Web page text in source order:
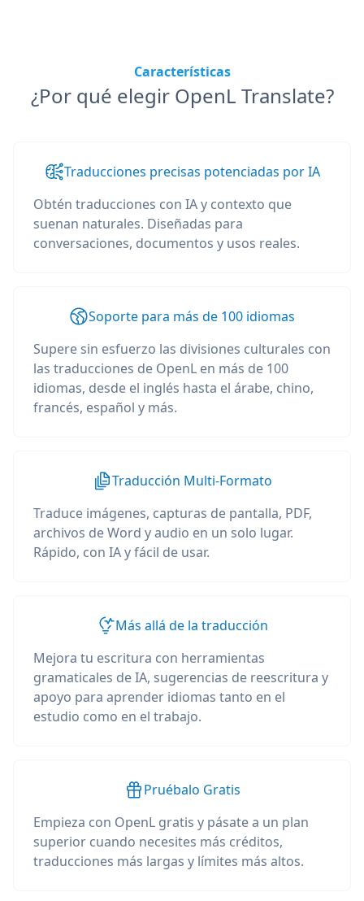
Características
¿Por qué elegir OpenL Translate?
Traducciones precisas potenciadas por IA
Obtén traducciones con IA y contexto que
suenan naturales. Diseñadas para
conversaciones, documentos y usos reales.
Soporte para más de 100 idiomas
Supere sin esfuerzo las divisiones culturales con
las traducciones de OpenL en más de 100
idiomas, desde el inglés hasta el árabe, chino,
francés, español y más.
Traducción Multi-Formato
Traduce imágenes, capturas de pantalla, PDF,
archivos de Word y audio en un solo lugar.
Rápido, con IA y fácil de usar.
Más allá de la traducción
Mejora tu escritura con herramientas
gramaticales de IA, sugerencias de reescritura y
apoyo para aprender idiomas tanto en el
estudio como en el trabajo.
Pruébalo Gratis
Empieza con OpenL gratis y pásate a un plan
superior cuando necesites más créditos,
traducciones más largas y límites más altos.